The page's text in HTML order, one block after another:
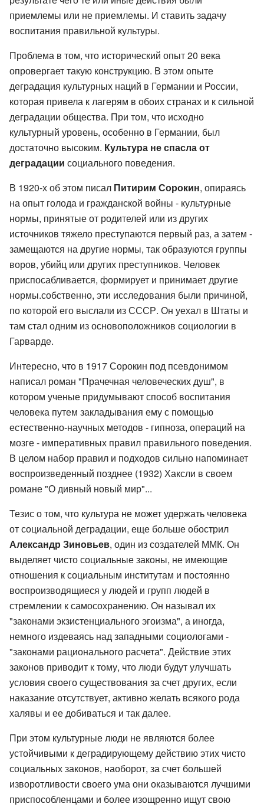
приемлемы или не приемлемы. И ставить задачу
воспитания правильной культуры.
Проблема в том, что исторический опыт 20 века
опровергает такую конструкцию. В этом опыте
деградация культурных наций в Германии и России,
которая привела к лагерям в обоих странах и к сильной
деградации общества. При том, что исходно
культурный уровень, особенно в Германии, был
достаточно высоким. Культура не спасла от
деградации социального поведения.
В 1920-х об этом писал Питирим Сорокин, опираясь
на опыт голода и гражданской войны - культурные
нормы, принятые от родителей или из других
источников тяжело преступаются первый раз, а затем -
замещаются на другие нормы, так образуются группы
воров, убийц или других преступников. Человек
приспосабливается, формирует и принимает другие
нормы.собственно, эти исследования были причиной,
по которой его выслали из СССР. Он уехал в Штаты и
там стал одним из основоположников социологии в
Гарварде.
Интересно, что в 1917 Сорокин под псевдонимом
написал роман "Прачечная человеческих душ", в
котором ученые придумывают способ воспитания
человека путем закладывания ему с помощью
естественно-научных методов - гипноза, операций на
мозге - императивных правил правильного поведения.
В целом набор правил и подходов сильно напоминает
воспроизведенный позднее (1932) Хаксли в своем
романе "О дивный новый мир"...
Тезис о том, что культура не может удержать человека
от социальной деградации, еще больше обострил
Александр Зиновьев, один из создателей ММК. Он
выделяет чисто социальные законы, не имеющие
отношения к социальным институтам и постоянно
воспроизводящиеся у людей и групп людей в
стремлении к самосохранению. Он называл их
"законами экзистенциального эгоизма", а иногда,
немного издеваясь над западными социологами -
"законами рационального расчета". Действие этих
законов приводит к тому, что люди будут улучшать
условия своего существования за счет других, если
наказание отсутствует, активно желать всякого рода
халявы и ее добиваться и так далее.
При этом культурные люди не являются более
устойчивыми к деградирующему действию этих чисто
социальных законов, наоборот, за счет большей
изворотливости своего ума они оказываются лучшими
приспособленцами и более изощренно ищут свою